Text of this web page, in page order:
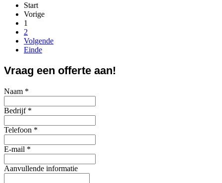
Start
Vorige
1
2
Volgende
Einde
Vraag een offerte aan!
Naam *
Bedrijf *
Telefoon *
E-mail *
Aanvullende informatie